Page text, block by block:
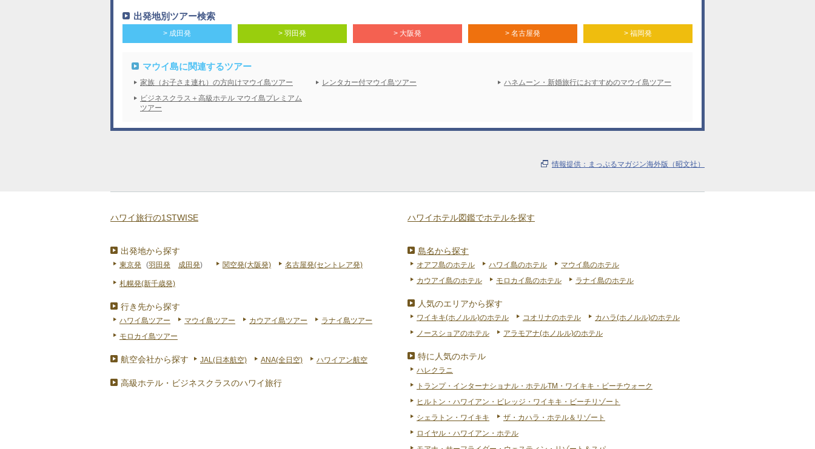
出発地別ツアー検索
> 成田発 > 羽田発 > 大阪発 > 名古屋発 > 福岡発
マウイ島に関連するツアー
家族（お子さま連れ）の方向けマウイ島ツアー レンタカー付マウイ島ツアー
ハネムーン・新婚旅行におすすめのマウイ島ツアー
ビジネスクラス＋高級ホテル マウイ島プレミアム
ツアー
情報提供：まっぷるマガジン海外版（昭文社）
ハワイ旅行の1STWISE
出発地から探す
東京発 (羽田発 成田発) 関空発(大阪発) 名古屋発(セントレア発)
札幌発(新千歳発)
行き先から探す
ハワイ島ツアー マウイ島ツアー カウアイ島ツアー
ラナイ島ツアー
モロカイ島ツアー
航空会社から探す JAL(日本航空) ANA(全日空) ハワイアン航空
高級ホテル・ビジネスクラスのハワイ旅行
ハワイホテル図鑑でホテルを探す
島名から探す
オアフ島のホテル ハワイ島のホテル
マウイ島のホテル
カウアイ島のホテル
モロカイ島のホテル ラナイ島のホテル
人気のエリアから探す
ワイキキ(ホノルル)のホテル コオリナのホテル
カハラ(ホノルル)のホテル
ノースショアのホテル
アラモアナ(ホノルル)のホテル
特に人気のホテル
ハレクラニ
トランプ・インターナショナル・ホテルTM・ワイキキ・ビーチウォーク
ヒルトン・ハワイアン・ビレッジ・ワイキキ・ビーチリゾート
シェラトン・ワイキキ
ザ・カハラ・ホテル＆リゾート
ロイヤル・ハワイアン・ホテル